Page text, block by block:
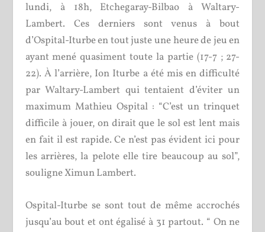
lundi, à 18h, Etchegaray-Bilbao à Waltary-
Lambert. Ces derniers sont venus à bout
d’Ospital-Iturbe en tout juste une heure de jeu en
ayant mené quasiment toute la partie (17-7 ; 27-
22). À l’arrière, Ion Iturbe a été mis en difficulté
par Waltary-Lambert qui tentaient d’éviter un
maximum Mathieu Ospital : “C’est un trinquet
difficile à jouer, on dirait que le sol est lent mais
en fait il est rapide. Ce n’est pas évident ici pour
les arrières, la pelote elle tire beaucoup au sol”,
souligne Ximun Lambert.
Ospital-Iturbe se sont tout de même accrochés
jusqu’au bout et ont égalisé à 31 partout. “ On ne